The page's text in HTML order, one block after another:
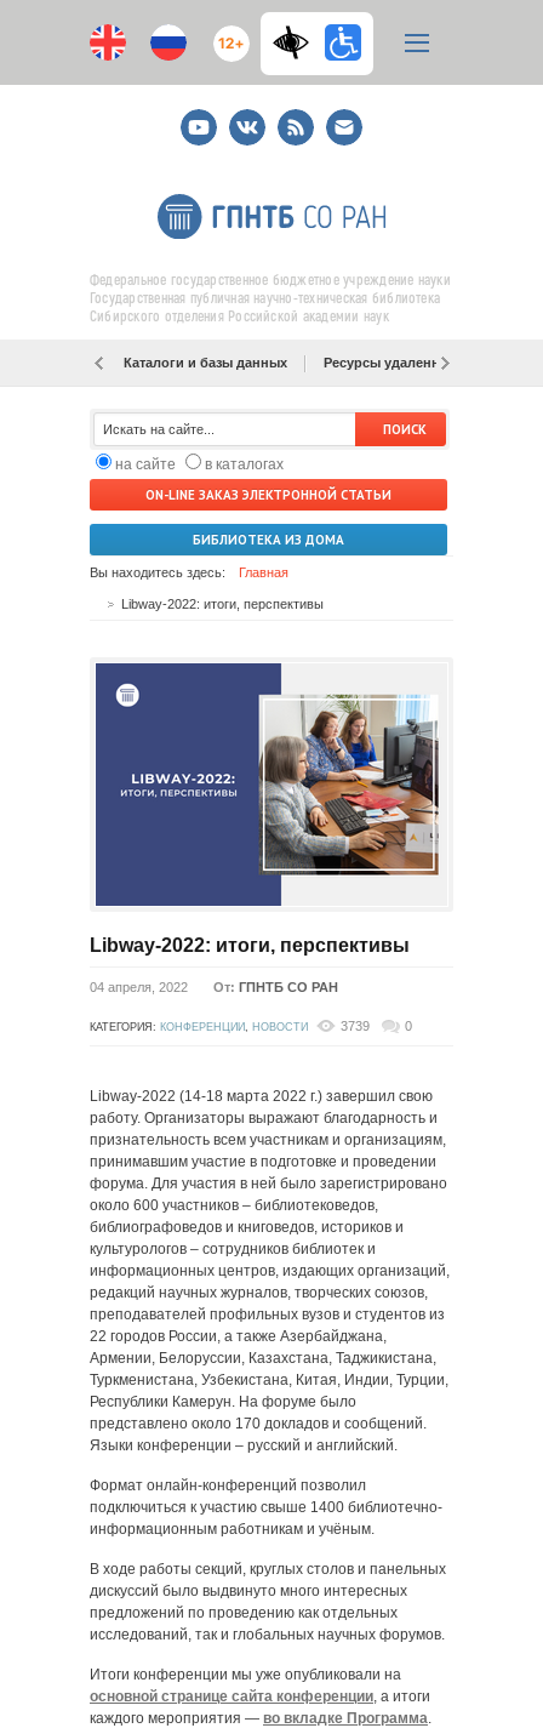
12+
YoutubeВКонтакте
RSS
E-
mail
подписка
Федеральное государственное бюджетное учреждение науки
Государственная публичная научно-техническая библиотека
Сибирского отделения Российской академии наук
Каталоги и базы данных Ресурсы удаленного доступа
на сайте
в каталогах
ON-LINE ЗАКАЗ ЭЛЕКТРОННОЙ СТАТЬИ
БИБЛИОТЕКА ИЗ ДОМА
Вы находитесь здесь: Главная
Libway-2022: итоги, перспективы
Libway-2022: итоги, перспективы
04 апреля, 2022 От: ГПНТБ СО РАН
КАТЕГОРИЯ: КОНФЕРЕНЦИИ, НОВОСТИ 3739 0
Libway-2022 (14-18 марта 2022 г.) завершил свою
работу. Организаторы выражают благодарность и
признательность всем участникам и организациям,
принимавшим участие в подготовке и проведении
форума. Для участия в ней было зарегистрировано
около 600 участников – библиотековедов,
библиографоведов и книговедов, историков и
культурологов – сотрудников библиотек и
информационных центров, издающих организаций,
редакций научных журналов, творческих союзов,
преподавателей профильных вузов и студентов из
22 городов России, а также Азербайджана,
Армении, Белоруссии, Казахстана, Таджикистана,
Туркменистана, Узбекистана, Китая, Индии, Турции,
Республики Камерун. На форуме было
представлено около 170 докладов и сообщений.
Языки конференции – русский и английский.
Формат онлайн-конференций позволил
подключиться к участию свыше 1400 библиотечно-
информационным работникам и учёным.
В ходе работы секций, круглых столов и панельных
дискуссий было выдвинуто много интересных
предложений по проведению как отдельных
исследований, так и глобальных научных форумов.
Итоги конференции мы уже опубликовали на
основной странице сайта конференции, а итоги
каждого мероприятия — во вкладке Программа.